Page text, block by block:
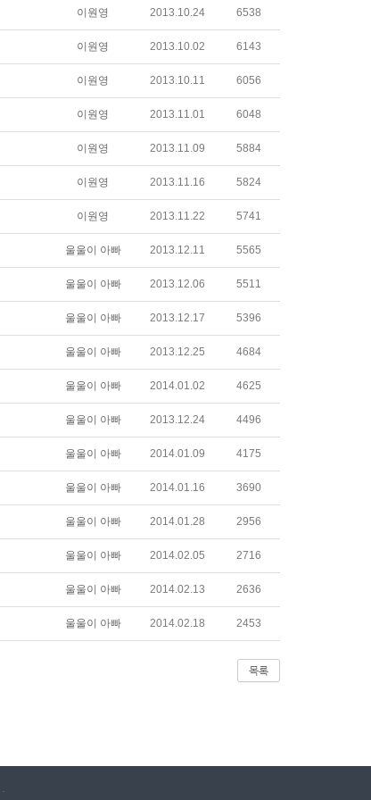
이원영 2013.10.24 6538
이원영 2013.10.02 6143
이원영 2013.10.11 6056
이원영 2013.11.01 6048
이원영 2013.11.09 5884
이원영 2013.11.16 5824
이원영 2013.11.22 5741
울울이 아빠 2013.12.11 5565
울울이 아빠 2013.12.06 5511
울울이 아빠 2013.12.17 5396
울울이 아빠 2013.12.25 4684
울울이 아빠 2014.01.02 4625
울울이 아빠 2013.12.24 4496
울울이 아빠 2014.01.09 4175
울울이 아빠 2014.01.16 3690
울울이 아빠 2014.01.28 2956
울울이 아빠 2014.02.05 2716
울울이 아빠 2014.02.13 2636
울울이 아빠 2014.02.18 2453
목록